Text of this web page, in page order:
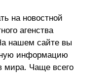
на новостной
агенства
нашем сайте вы
информацию
мира. Чаще всего